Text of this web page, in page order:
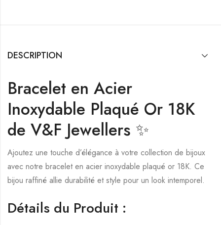
DESCRIPTION
Bracelet en Acier
Inoxydable Plaqué Or 18K
de V&F Jewellers ✨
Ajoutez une touche d’élégance à votre collection de bijoux
avec notre bracelet en acier inoxydable plaqué or 18K. Ce
bijou raffiné allie durabilité et style pour un look intemporel.
Détails du Produit :